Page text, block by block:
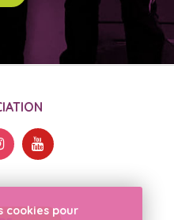
cookies pour